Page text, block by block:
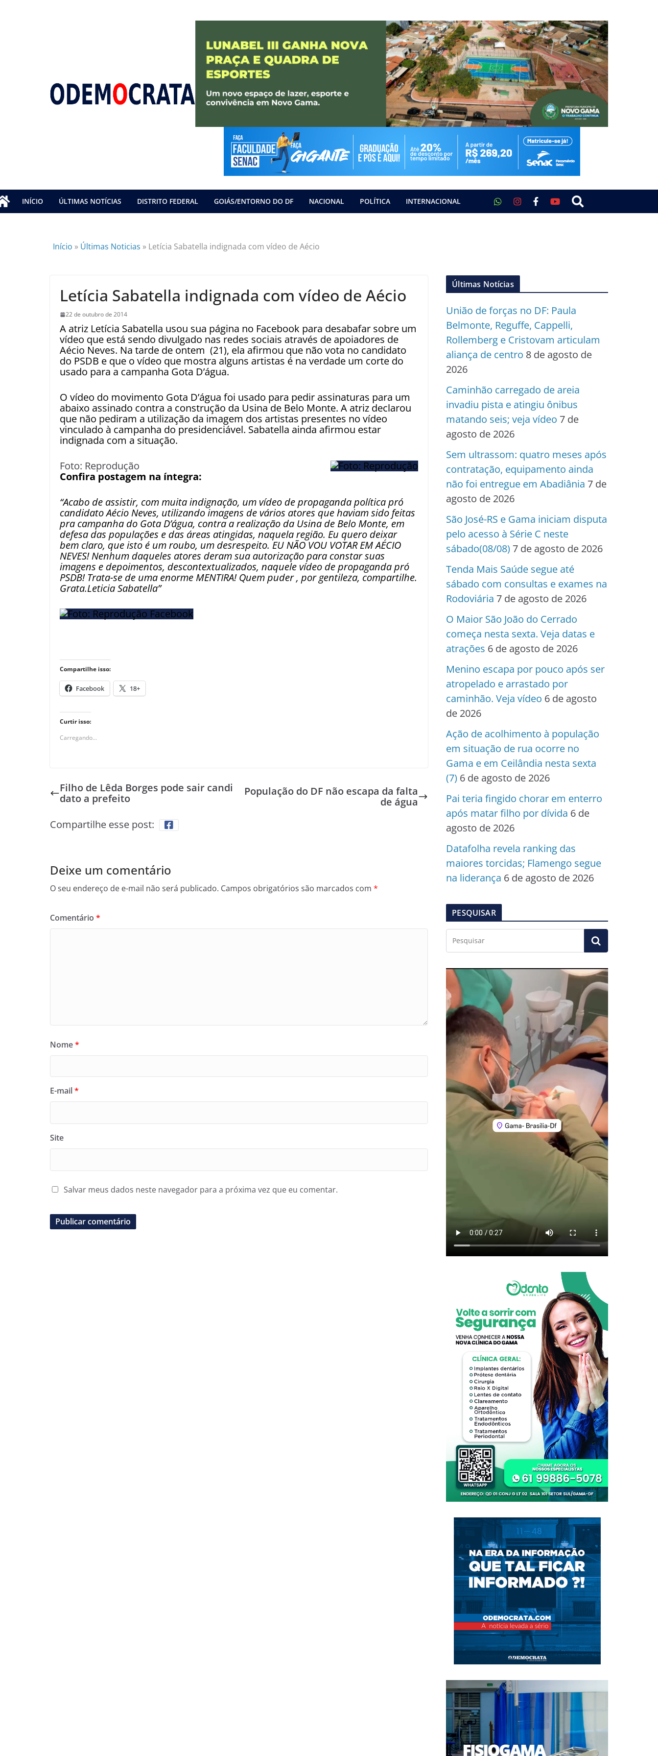
INÍCIO ÚLTIMAS NOTÍCIAS DISTRITO FEDERAL GOIÁS/ENTORNO DO DF NACIONAL POLÍTICA INTERNACIONAL
Início » Últimas Noticias » Letícia Sabatella indignada com vídeo de Aécio
Letícia Sabatella indignada com vídeo de Aécio
22 de outubro de 2014
A atriz Letícia Sabatella usou sua página no Facebook para desabafar sobre um
vídeo que está sendo divulgado nas redes sociais através de apoiadores de
Aécio Neves. Na tarde de ontem (21), ela afirmou que não vota no candidato
do PSDB e que o vídeo que mostra alguns artistas é na verdade um corte do
usado para a campanha Gota D’água.
O vídeo do movimento Gota D’água foi usado para pedir assinaturas para um
abaixo assinado contra a construção da Usina de Belo Monte. A atriz declarou
que não pediram a utilização da imagem dos artistas presentes no vídeo
vinculado à campanha do presidenciável. Sabatella ainda afirmou estar
indignada com a situação.
Foto: Reprodução
Confira postagem na íntegra:
“Acabo de assistir, com muita indignação, um vídeo de propaganda política pró
candidato Aécio Neves, utilizando imagens de vários atores que haviam sido feitas
pra campanha do Gota D’água, contra a realização da Usina de Belo Monte, em
defesa das populações e das áreas atingidas, naquela região. Eu quero deixar
bem claro, que isto é um roubo, um desrespeito. EU NÃO VOU VOTAR EM AÉCIO
NEVES! Nenhum daqueles atores deram sua autorização para constar suas
imagens e depoimentos, descontextualizados, naquele vídeo de propaganda pró
PSDB! Trata-se de uma enorme MENTIRA! Quem puder , por gentileza, compartilhe.
Grata.Leticia Sabatella”
Compartilhe isso:
Facebook 18+
Curtir isso:
Carregando...
Filho de Lêda Borges pode sair candi
dato a prefeito
População do DF não escapa da falta
de água
Compartilhe esse post:
Deixe um comentário
O seu endereço de e-mail não será publicado. Campos obrigatórios são marcados com *
Comentário *
Nome*
E-mail*
Site
Salvar meus dados neste navegador para a próxima vez que eu comentar.
Últimas Notícias
União de forças no DF: Paula
Belmonte, Reguffe, Cappelli,
Rollemberg e Cristovam articulam
aliança de centro 8 de agosto de
2026
Caminhão carregado de areia
invadiu pista e atingiu ônibus
matando seis; veja vídeo 7 de
agosto de 2026
Sem ultrassom: quatro meses após
contratação, equipamento ainda
não foi entregue em Abadiânia 7 de
agosto de 2026
São José-RS e Gama iniciam disputa
pelo acesso à Série C neste
sábado(08/08) 7 de agosto de 2026
Tenda Mais Saúde segue até
sábado com consultas e exames na
Rodoviária 7 de agosto de 2026
O Maior São João do Cerrado
começa nesta sexta. Veja datas e
atrações 6 de agosto de 2026
Menino escapa por pouco após ser
atropelado e arrastado por
caminhão. Veja vídeo 6 de agosto
de 2026
Ação de acolhimento à população
em situação de rua ocorre no
Gama e em Ceilândia nesta sexta
(7) 6 de agosto de 2026
Pai teria fingido chorar em enterro
após matar filho por dívida 6 de
agosto de 2026
Datafolha revela ranking das
maiores torcidas; Flamengo segue
na liderança 6 de agosto de 2026
PESQUISAR